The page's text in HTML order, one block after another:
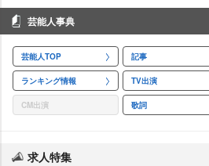
芸能人事典
芸能人TOP 記事
ランキング情報 TV出演
CM出演 歌詞
求人特集